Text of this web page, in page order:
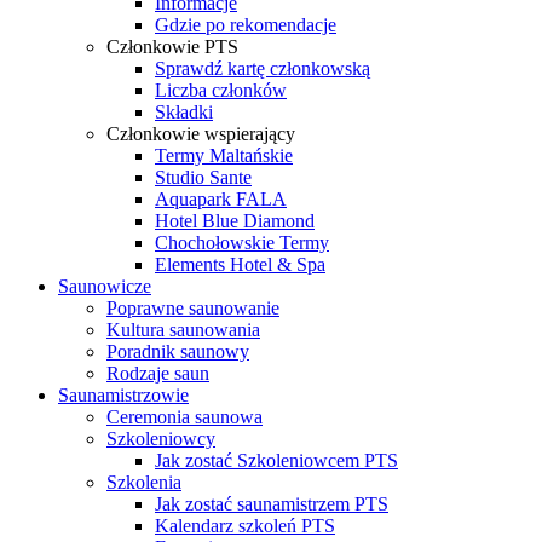
Gdzie po rekomendacje
Członkowie PTS
Sprawdź kartę członkowską
Liczba członków
Składki
Członkowie wspierający
Termy Maltańskie
Studio Sante
Aquapark FALA
Hotel Blue Diamond
Chochołowskie Termy
Elements Hotel & Spa
Saunowicze
Poprawne saunowanie
Kultura saunowania
Poradnik saunowy
Rodzaje saun
Saunamistrzowie
Ceremonia saunowa
Szkoleniowcy
Jak zostać Szkoleniowcem PTS
Szkolenia
Jak zostać saunamistrzem PTS
Kalendarz szkoleń PTS